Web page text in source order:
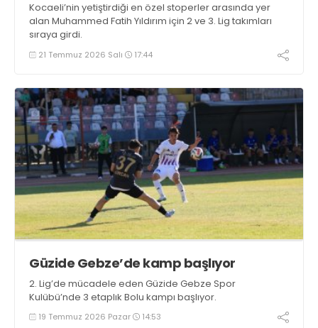
Kocaeli’nin yetiştirdiği en özel stoperler arasında yer
alan Muhammed Fatih Yıldırım için 2 ve 3. Lig takımları
sıraya girdi.
21 Temmuz 2026 Salı 17:44
Güzide Gebze’de kamp başlıyor
2. Lig’de mücadele eden Güzide Gebze Spor
Kulübü’nde 3 etaplık Bolu kampı başlıyor.
19 Temmuz 2026 Pazar 14:53